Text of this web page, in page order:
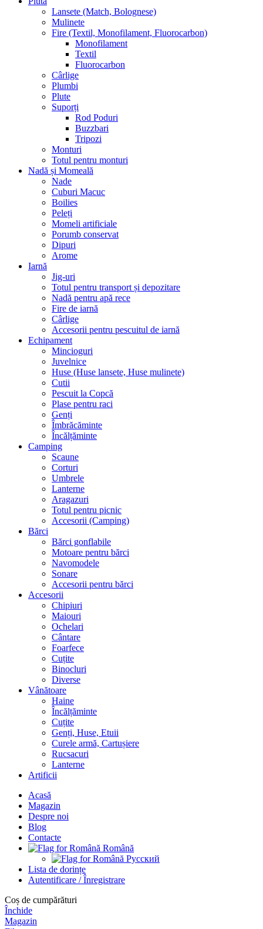
Lansete (Match, Bolognese)
Mulinete
Fire (Textil, Monofilament, Fluorocarbon)
Monofilament
Textil
Fluorocarbon
Cârlige
Plumbi
Plute
Suporți
Rod Poduri
Buzzbari
Tripozi
Monturi
Totul pentru monturi
Nadă și Momeală
Nade
Cuburi Macuc
Boilies
Peleți
Momeli artificiale
Porumb conservat
Dipuri
Arome
Iarnă
Jig-uri
Totul pentru transport și depozitare
Nadă pentru apă rece
Fire de iarnă
Cârlige
Accesorii pentru pescuitul de iarnă
Echipament
Mincioguri
Juvelnice
Huse (Huse lansete, Huse mulinete)
Cutii
Pescuit la Copcă
Plase pentru raci
Genți
Îmbrăcăminte
Încălțăminte
Camping
Scaune
Corturi
Umbrele
Lanterne
Aragazuri
Totul pentru picnic
Accesorii (Camping)
Bărci
Bărci gonflabile
Motoare pentru bărci
Navomodele
Sonare
Accesorii pentru bărci
Accesorii
Chipiuri
Maiouri
Ochelari
Cântare
Foarfece
Cuțite
Binocluri
Diverse
Vânătoare
Haine
Încălțăminte
Cuțite
Genți, Huse, Etuii
Curele armă, Cartușiere
Rucsacuri
Lanterne
Artificii
Acasă
Magazin
Despre noi
Blog
Contacte
Română
Русский
Lista de dorințe
Autentificare / Înregistrare
Coș de cumpărături
Închide
Magazin